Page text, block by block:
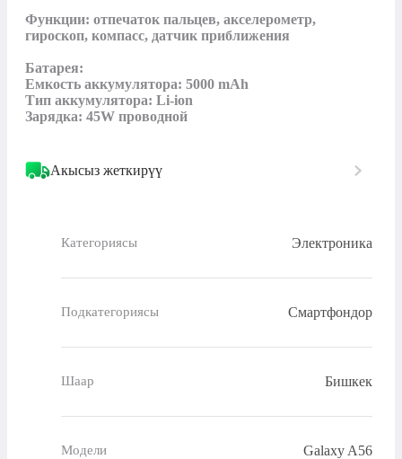
Функции: отпечаток пальцев, акселерометр,
гироскоп, компасс, датчик приближения
Батарея:
Емкость аккумулятора: 5000 mAh
Тип аккумулятора: Li-ion
Зарядка: 45W проводной
Акысыз жеткирүү
Категориясы Электроника
Подкатегориясы Смартфондор
Шаар Бишкек
Модели Galaxy A56